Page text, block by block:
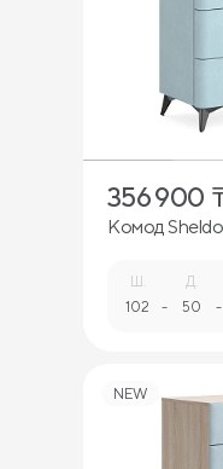
356 900
Комод
Ш.
102 -
Д.
50 -
NEW